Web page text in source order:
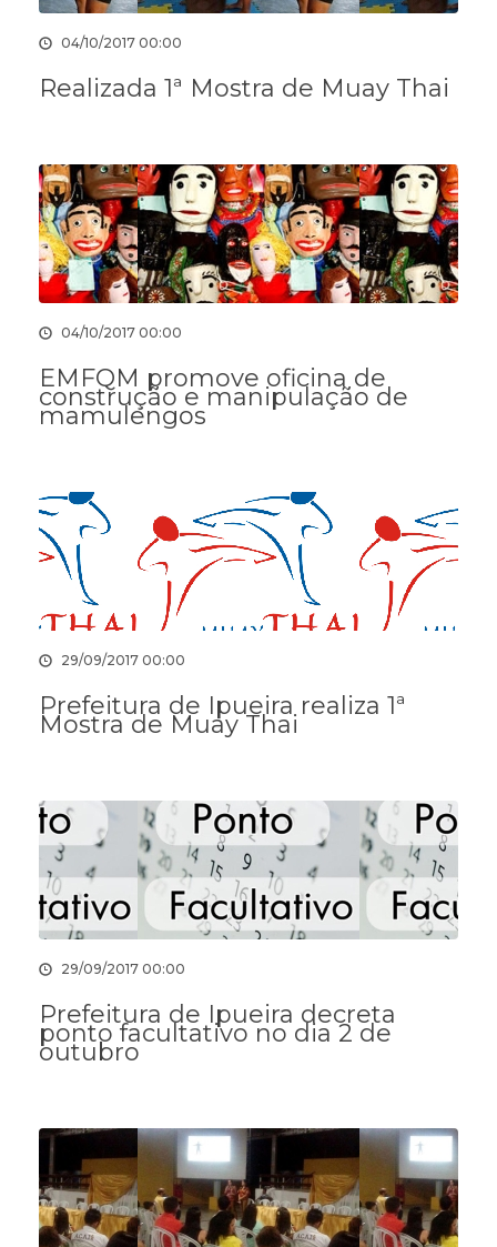
04/10/2017 00:00
Realizada 1ª Mostra de Muay Thai
04/10/2017 00:00
EMFQM promove oficina de
construção e manipulação de
mamulengos
29/09/2017 00:00
Prefeitura de Ipueira realiza 1ª
Mostra de Muay Thai
29/09/2017 00:00
Prefeitura de Ipueira decreta
ponto facultativo no dia 2 de
outubro